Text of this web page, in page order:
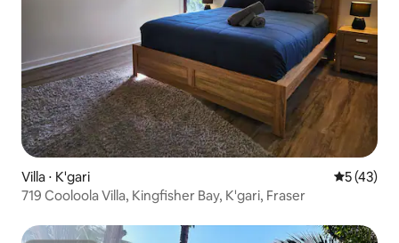
Villa ⋅ K'gari
5 (43)
719 Cooloola Villa, Kingfisher Bay, K'gari, Fraser